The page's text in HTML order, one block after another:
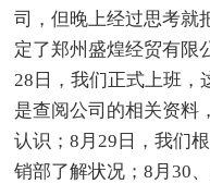
司，但晚上经过思考就
定了郑州盛煌经贸有限
28日，我们正式上班，
是查阅公司的相关资料
认识；8月29日，我们
销部了解状况；8月30